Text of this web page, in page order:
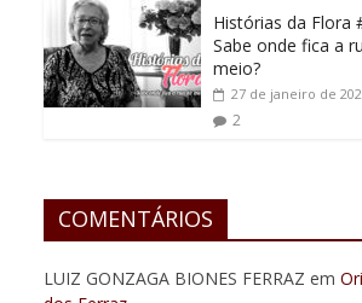
Histórias da Flora
Sabe onde fica a
meio?
27 de janeiro de
2
COMENTÁRIOS
LUIZ GONZAGA BIONES FERRAZ em